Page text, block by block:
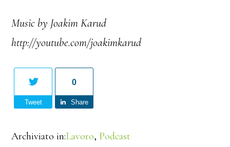
Music by Joakim Karud
http://youtube.com/joakimkarud
Tweet
0
Share
Archiviato in:Lavoro, Podcast